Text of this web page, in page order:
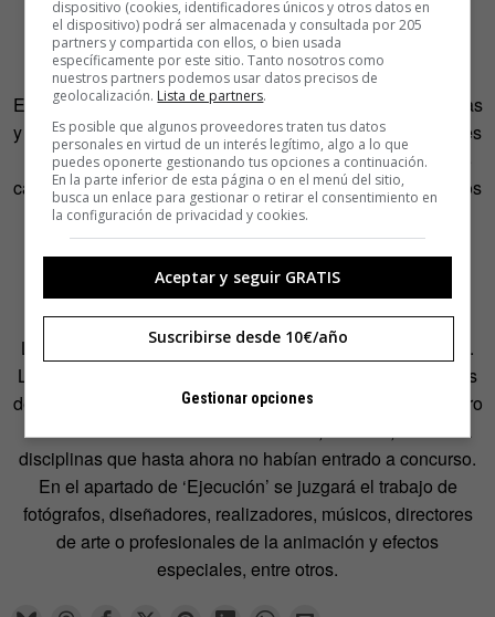
servicios de comunicación; comunicación institucional y
patrocinios; y otros).
En el segundo apartado, ‘Ejecución’, se premiarán las ideas
y a sus creadores por aquellos aspectos que son relevantes
en su materialización. Habrá premios ‘Ejecución’ para 15
categorías: Realización, Montaje, Uso de la Música, Efectos
Especiales, Animación, Dirección de arte, Fotografía,
Ilustración, Diseño Gráfico, Tipografía, Redacción,
Realización interactiva, Diseño Web, Aplicaciones y
Estructura de navegación.
La inscripción también será distinta en la próxima edición.
Las piezas se presentarán a concurso únicamente a través
de Internet, en la web Clubdecreativos.com, del 10 de enero
al 10 de febrero de 2011. El certamen, además, se abre a
disciplinas que hasta ahora no habían entrado a concurso.
En el apartado de ‘Ejecución’ se juzgará el trabajo de
fotógrafos, diseñadores, realizadores, músicos, directores
de arte o profesionales de la animación y efectos
especiales, entre otros.
dispositivo (cookies, identificadores únicos y otros datos en
el dispositivo) podrá ser almacenada y consultada por 205
partners y compartida con ellos, o bien usada
específicamente por este sitio. Tanto nosotros como
nuestros partners podemos usar datos precisos de
geolocalización. Lista de partners.
Es posible que algunos proveedores traten tus datos
personales en virtud de un interés legítimo, algo a lo que
puedes oponerte gestionando tus opciones a continuación.
En la parte inferior de esta página o en el menú del sitio,
busca un enlace para gestionar o retirar el consentimiento en
la configuración de privacidad y cookies.
Aceptar y seguir GRATIS
Suscribirse desde 10€/año
Gestionar opciones